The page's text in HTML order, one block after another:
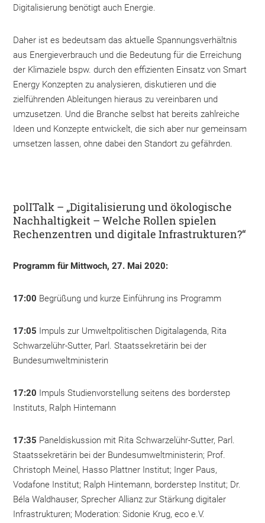
Digitalisierung benötigt auch Energie.
Daher ist es bedeutsam das aktuelle Spannungsverhältnis
aus Energieverbrauch und die Bedeutung für die Erreichung
der Klimaziele bspw. durch den effizienten Einsatz von Smart
Energy Konzepten zu analysieren, diskutieren und die
zielführenden Ableitungen hieraus zu vereinbaren und
umzusetzen. Und die Branche selbst hat bereits zahlreiche
Ideen und Konzepte entwickelt, die sich aber nur gemeinsam
umsetzen lassen, ohne dabei den Standort zu gefährden.
polITalk – „Digitalisierung und ökologische
Nachhaltigkeit – Welche Rollen spielen
Rechenzentren und digitale Infrastrukturen?“
Programm für Mittwoch, 27. Mai 2020:
17:00 Begrüßung und kurze Einführung ins Programm
17:05 Impuls zur Umweltpolitischen Digitalagenda, Rita
Schwarzelühr-Sutter, Parl. Staatssekretärin bei der
Bundesumweltministerin
17:20 Impuls Studienvorstellung seitens des borderstep
Instituts, Ralph Hintemann
17:35 Paneldiskussion mit Rita Schwarzelühr-Sutter, Parl.
Staatssekretärin bei der Bundesumweltministerin; Prof.
Christoph Meinel, Hasso Plattner Institut; Inger Paus,
Vodafone Institut; Ralph Hintemann, borderstep Institut; Dr.
Béla Waldhauser, Sprecher Allianz zur Stärkung digitaler
Infrastrukturen; Moderation: Sidonie Krug, eco e.V.